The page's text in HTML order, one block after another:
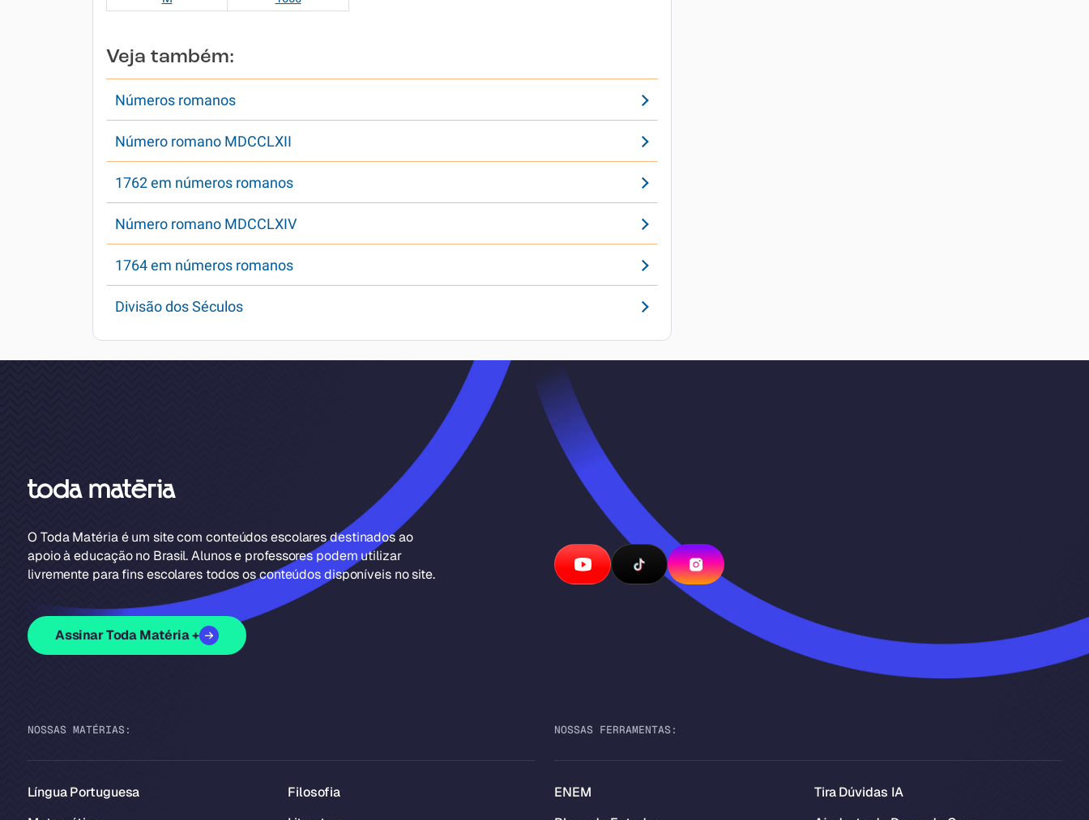
Veja também:
Números romanos
Número romano MDCCLXII
1762 em números romanos
Número romano MDCCLXIV
1764 em números romanos
Divisão dos Séculos
O Toda Matéria é um site com conteúdos escolares destinados ao
apoio à educação no Brasil. Alunos e professores podem utilizar
livremente para fins escolares todos os conteúdos disponíveis no site.
Assinar Toda Matéria +
NOSSAS MATÉRIAS:
Língua Portuguesa
Filosofia
NOSSAS FERRAMENTAS:
ENEM
Tira Dúvidas IA